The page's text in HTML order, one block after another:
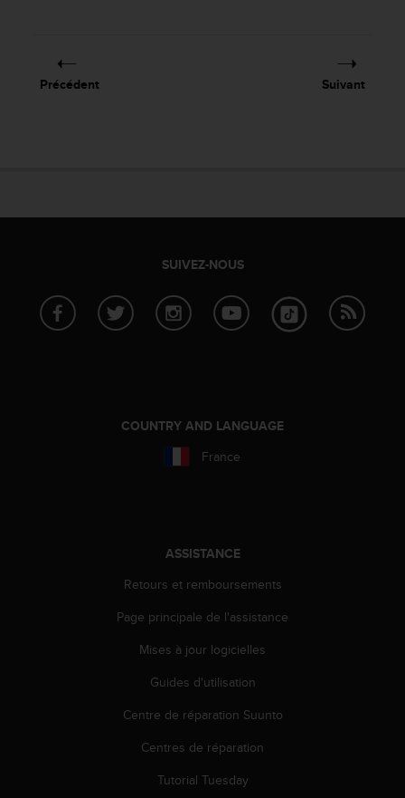
Précédent Suivant
SUIVEZ-NOUS
COUNTRY AND LANGUAGE
France
ASSISTANCE
Retours et remboursements
Page principale de l'assistance
Mises à jour logicielles
Guides d'utilisation
Centre de réparation Suunto
Centres de réparation
Tutorial Tuesday